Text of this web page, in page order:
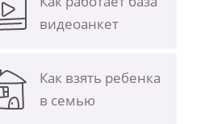
видеоанкет
Как взять ребенка
в семью